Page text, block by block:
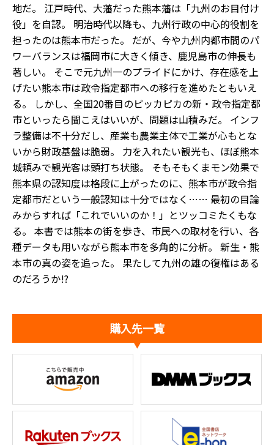
地だ。 江戸時代、大藩だった熊本藩は「九州のお目付け
役」を自認。 明治時代以降も、九州行政の中心的役割を
担ったのは熊本市だった。 だが、今や九州内都市間のパ
ワーバランスは福岡市に大きく傾き、鹿児島市の伸長も
著しい。 そこで元九州一のプライドにかけ、存在感を上
げたい熊本市は政令指定都市への移行を進めたともいえ
る。 しかし、全国20番目のピッカピカの新・政令指定都
市といったら聞こえはいいが、問題は山積みだ。 インフ
ラ整備は不十分だし、産業も農業主体で工業が心もとな
いから財政基盤は脆弱。 力を入れたい観光も、ほぼ熊本
城頼みで観光客は頭打ち状態。 そもそもくまモン効果で
熊本県の認知度は格段に上がったのに、熊本市が政令指
定都市だという一般認知は十分ではなく…… 最初の目論
みからすれば「これでいいのか！」とツッコミたくもな
る。 本書では熊本の街を歩き、市民への取材を行い、各
種データも用いながら熊本市を多角的に分析。 新生・熊
本市の真の姿を追った。 果たして九州の雄の復権はある
のだろうか!?
購入先一覧